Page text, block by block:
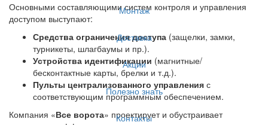
Монтаж
Доставка
Акции
Полезно знать
Контакты
Основными составляющими систем контроля и управления
доступом выступают:
Средства ограничения доступа (защелки, замки,
турникеты, шлагбаумы и пр.).
Устройства идентификации (магнитные/
бесконтактные карты, брелки и т.д.).
Пульты централизованного управления с
соответствующим программным обеспечением.
Компания «Все ворота» проектирует и обустраивает